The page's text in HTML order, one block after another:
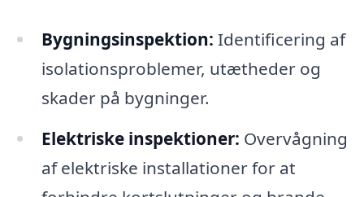
Bygningsinspektion: Identificering af
isolationsproblemer, utætheder og
skader på bygninger.
Elektriske inspektioner: Overvågning
af elektriske installationer for at